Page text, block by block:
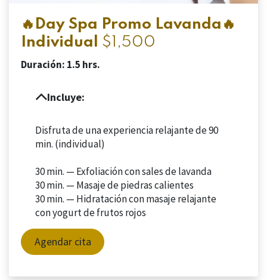
🔥Day Spa Promo Lavanda🔥
Individual $1,500
Duración: 1.5 hrs.
Incluye:
Disfruta de una experiencia relajante de 90
min. (individual)
30 min. — Exfoliación con sales de lavanda
30 min. — Masaje de piedras calientes
30 min. — Hidratación con masaje relajante
con yogurt de frutos rojos
Agendar cita